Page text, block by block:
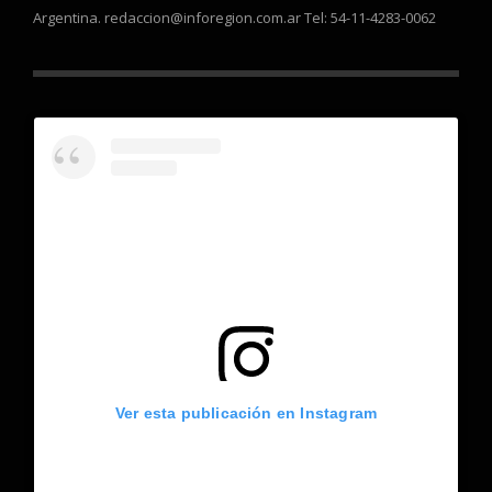
Argentina. redaccion@inforegion.com.ar Tel: 54-11-4283-0062
Ver esta publicación en Instagram